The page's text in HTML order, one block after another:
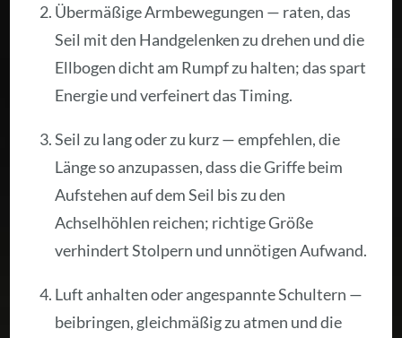
Übermäßige Armbewegungen — raten, das
Seil mit den Handgelenken zu drehen und die
Ellbogen dicht am Rumpf zu halten; das spart
Energie und verfeinert das Timing.
Seil zu lang oder zu kurz — empfehlen, die
Länge so anzupassen, dass die Griffe beim
Aufstehen auf dem Seil bis zu den
Achselhöhlen reichen; richtige Größe
verhindert Stolpern und unnötigen Aufwand.
Luft anhalten oder angespannte Schultern —
beibringen, gleichmäßig zu atmen und die